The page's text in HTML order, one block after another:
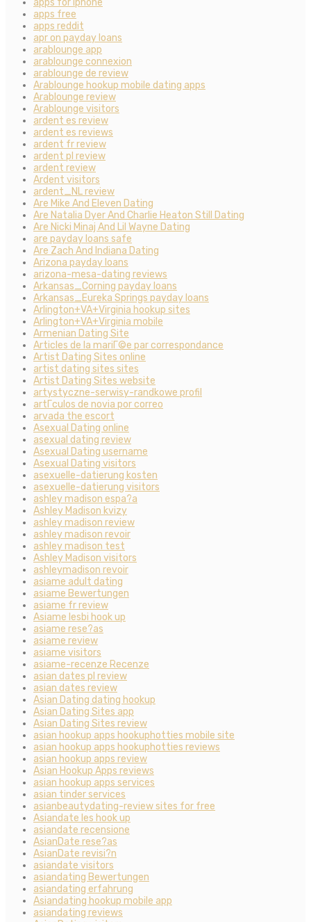
apps for iphone
apps free
apps reddit
apr on payday loans
arablounge app
arablounge connexion
arablounge de review
Arablounge hookup mobile dating apps
Arablounge review
Arablounge visitors
ardent es review
ardent es reviews
ardent fr review
ardent pl review
ardent review
Ardent visitors
ardent_NL review
Are Mike And Eleven Dating
Are Natalia Dyer And Charlie Heaton Still Dating
Are Nicki Minaj And Lil Wayne Dating
are payday loans safe
Are Zach And Indiana Dating
Arizona payday loans
arizona-mesa-dating reviews
Arkansas_Corning payday loans
Arkansas_Eureka Springs payday loans
Arlington+VA+Virginia hookup sites
Arlington+VA+Virginia mobile
Armenian Dating Site
Articles de la mariГ©e par correspondance
Artist Dating Sites online
artist dating sites sites
Artist Dating Sites website
artystyczne-serwisy-randkowe profil
artГ­culos de novia por correo
arvada the escort
Asexual Dating online
asexual dating review
Asexual Dating username
Asexual Dating visitors
asexuelle-datierung kosten
asexuelle-datierung visitors
ashley madison espa?a
Ashley Madison kvizy
ashley madison review
ashley madison revoir
ashley madison test
Ashley Madison visitors
ashleymadison revoir
asiame adult dating
asiame Bewertungen
asiame fr review
Asiame lesbi hook up
asiame rese?as
asiame review
asiame visitors
asiame-recenze Recenze
asian dates pl review
asian dates review
Asian Dating dating hookup
Asian Dating Sites app
Asian Dating Sites review
asian hookup apps hookuphotties mobile site
asian hookup apps hookuphotties reviews
asian hookup apps review
Asian Hookup Apps reviews
asian hookup apps services
asian tinder services
asianbeautydating-review sites for free
Asiandate les hook up
asiandate recensione
AsianDate rese?as
AsianDate revisi?n
asiandate visitors
asiandating Bewertungen
asiandating erfahrung
Asiandating hookup mobile app
asiandating reviews